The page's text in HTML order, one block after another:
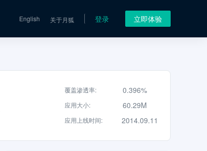
English 关于月狐 登录 立即体验
覆盖渗透率: 0.396%
应用大小: 60.29M
应用上线时间: 2014.09.11